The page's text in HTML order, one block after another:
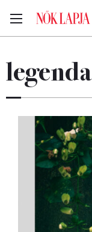
legenda